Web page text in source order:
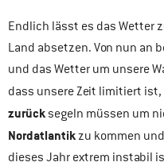
Endlich lässt es das Wetter
Land absetzen. Von nun an
und das Wetter um unsere
dass unsere Zeit limitiert ist,
zurücksegeln müssen um
Nordatlantikzu kommen
dieses Jahr extrem instabil